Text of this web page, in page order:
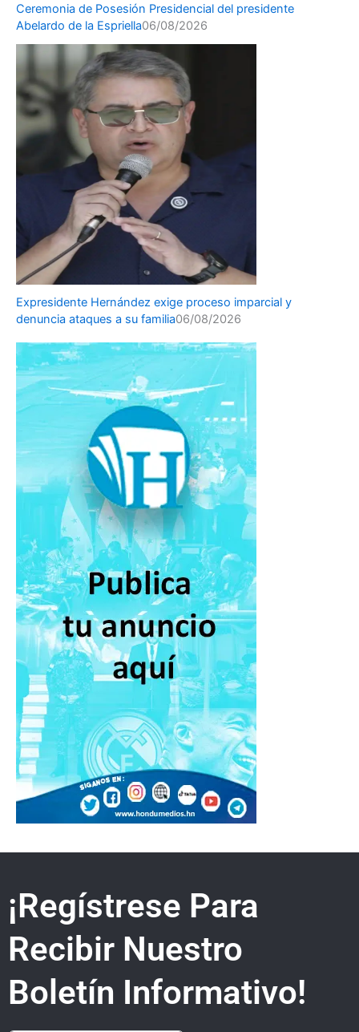
Ceremonia de Posesión Presidencial del presidente
Abelardo de la Espriella06/08/2026
Expresidente Hernández exige proceso imparcial y
denuncia ataques a su familia06/08/2026
¡Regístrese Para
Recibir Nuestro
Boletín Informativo!